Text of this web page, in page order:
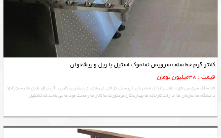
کانتر گرم خط سلف سرویس نما موک استیل با ریل و پیشخوان
قیمت : 38میلیون تومان
خط سلف سرویس جهت تامین غذای مشتریان یا پرسنل طراحی می شود و بیشترین کاربرد آن برای هتل ها رستورانها
دانشگاه ها سازمان ها ادارات کارخانه ها بیمارستان فودکورت ها تالار ها و فست فود ها می باشد که تشکیل